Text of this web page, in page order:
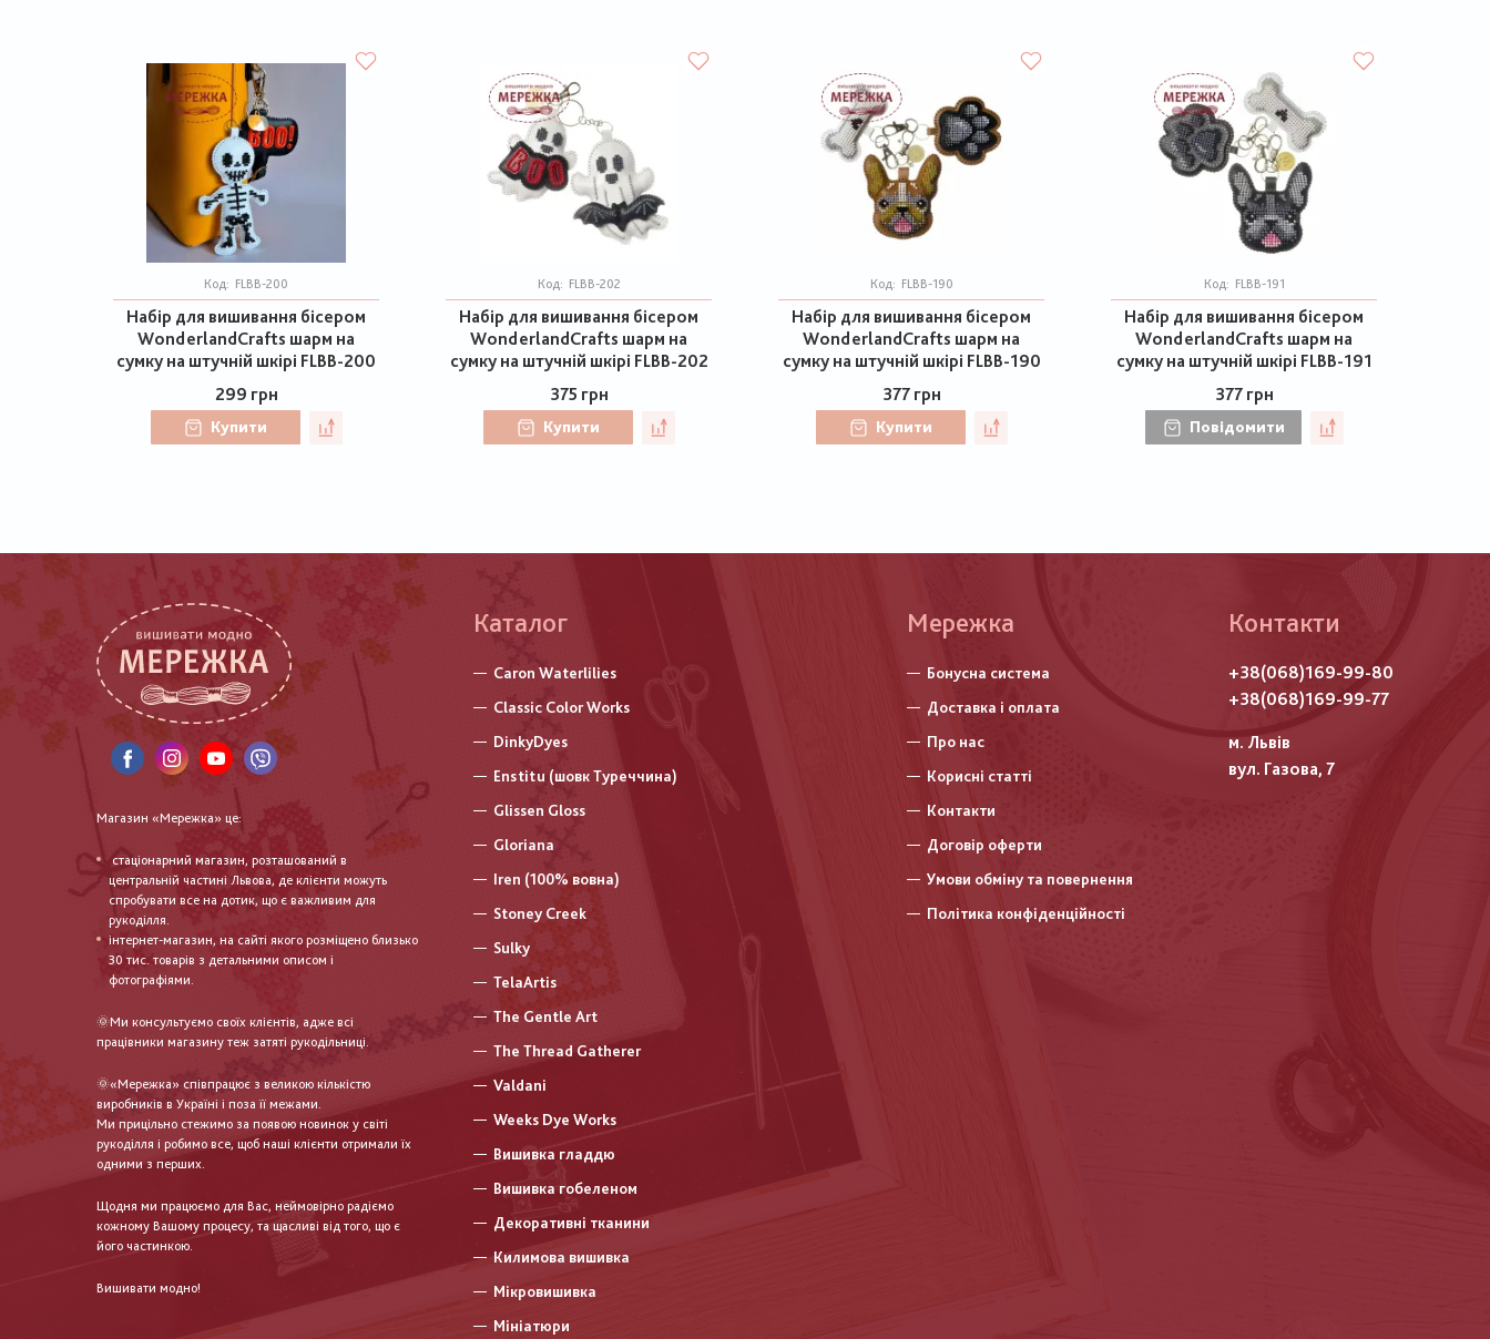
Код: FLBB-200
Набір для вишивання бісером
WonderlandCrafts шарм на
сумку на штучній шкірі FLBB-200
299 грн
Купити
Код: FLBB-202
Набір для вишивання бісером
WonderlandCrafts шарм на
сумку на штучній шкірі FLBB-202
375 грн
Купити
Код: FLBB-190
Набір для вишивання бісером
WonderlandCrafts шарм на
сумку на штучній шкірі FLBB-190
377 грн
Купити
Код: FLBB-191
Набір для вишивання бісером
WonderlandCrafts шарм на
сумку на штучній шкірі FLBB-191
377 грн
Повідомити
Магазин «Мережка» це:
стаціонарний магазин, розташований в
центральній частині Львова, де клієнти можуть
спробувати все на дотик, що є важливим для
рукоділля.
інтернет-магазин, на сайті якого розміщено близько
30 тис. товарів з детальними описом і
фотографіями.
🌞Ми консультуємо своїх клієнтів, адже всі
працівники магазину теж затяті рукодільниці.
🌞«Мережка» співпрацює з великою кількістю
виробників в Україні і поза її межами.
Ми прицільно стежимо за появою новинок у світі
рукоділля і робимо все, щоб наші клієнти отримали їх
одними з перших.
Щодня ми працюємо для Вас, неймовірно радіємо
кожному Вашому процесу, та щасливі від того, що є
його частинкою.
Вишивати модно!
Каталог
Caron Waterlilies
Classic Color Works
DinkyDyes
Enstitu (шовк Туреччина)
Glissen Gloss
Gloriana
Iren (100% вовна)
Stoney Creek
Sulky
TelaArtis
The Gentle Art
The Thread Gatherer
Valdani
Weeks Dye Works
Вишивка гладдю
Вишивка гобеленом
Декоративні тканини
Килимова вишивка
Мікровишивка
Мініатюри
Меню
нижнього
колонтитулу
Мережка
Бонусна система
Доставка і оплата
Про нас
Корисні статті
Контакти
Договір оферти
Умови обміну та повернення
Політика конфіденційності
Контакти
+38(068)169-99-80
+38(068)169-99-77
м. Львів
вул. Газова, 7